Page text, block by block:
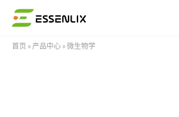
首页 »产品中心»微生物学